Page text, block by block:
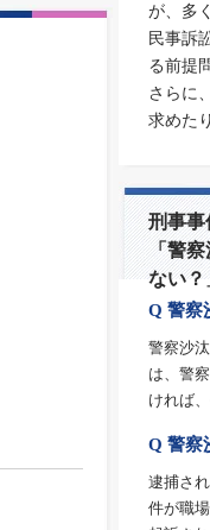
が、多
民事訴
る前提
さらに
求めた
刑事事
「警察
ない？
Q 警察
警察沙
は、警
ければ
Q 警察
逮捕さ
件が職